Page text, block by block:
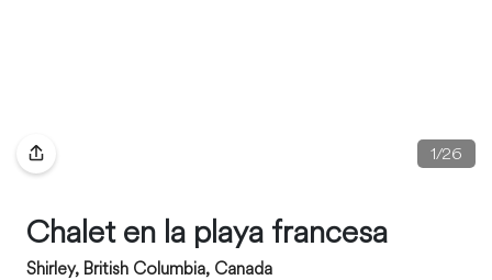
1/26
Chalet en la playa francesa
Shirley, British Columbia, Canada